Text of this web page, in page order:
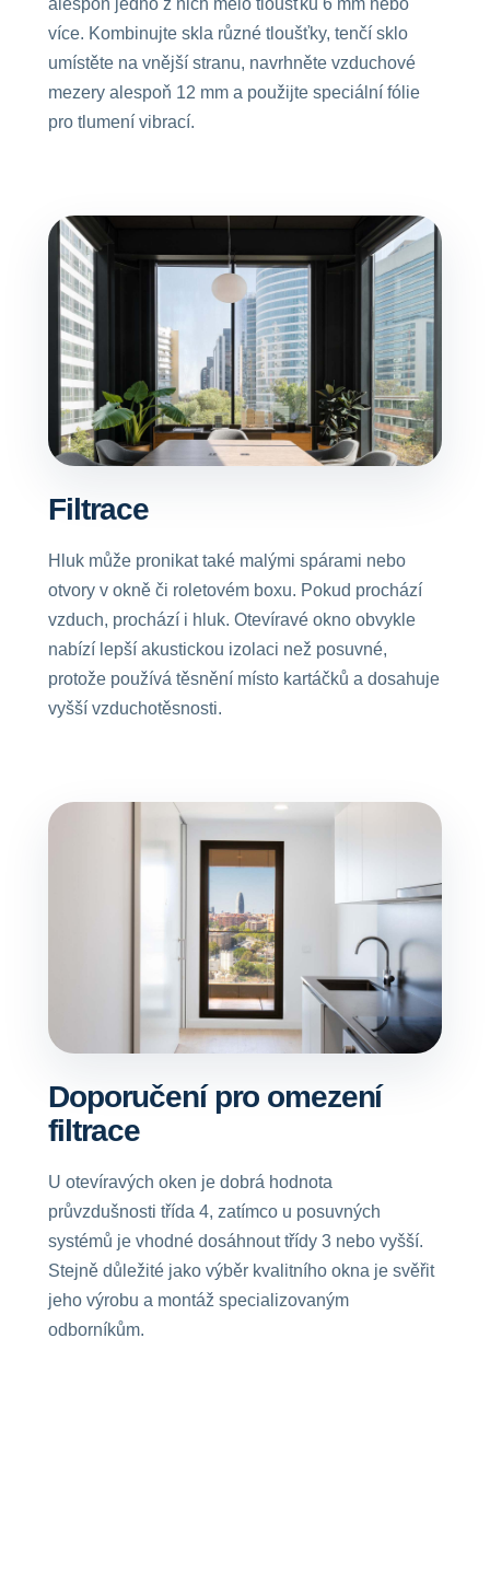
více. Kombinujte skla různé tloušťky, tenčí sklo
umístěte na vnější stranu, navrhněte vzduchové
mezery alespoň 12 mm a použijte speciální fólie
pro tlumení vibrací.
Filtrace
Hluk může pronikat také malými spárami nebo
otvory v okně či roletovém boxu. Pokud prochází
vzduch, prochází i hluk. Otevíravé okno obvykle
nabízí lepší akustickou izolaci než posuvné,
protože používá těsnění místo kartáčků a dosahuje
vyšší vzduchotěsnosti.
Doporučení pro omezení
filtrace
U otevíravých oken je dobrá hodnota
průvzdušnosti třída 4, zatímco u posuvných
systémů je vhodné dosáhnout třídy 3 nebo vyšší.
Stejně důležité jako výběr kvalitního okna je svěřit
jeho výrobu a montáž specializovaným
odborníkům.